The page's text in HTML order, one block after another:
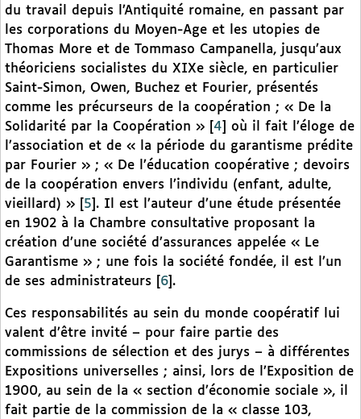
du travail depuis l’Antiquité romaine, en passant par
les corporations du Moyen-Age et les utopies de
Thomas More et de Tommaso Campanella, jusqu’aux
théoriciens socialistes du XIXe siècle, en particulier
Saint-Simon, Owen, Buchez et Fourier, présentés
comme les précurseurs de la coopération ; « De la
Solidarité par la Coopération »
4
où il fait l’éloge de
l’association et de « la période du garantisme prédite
par Fourier » ; « De l’éducation coopérative ; devoirs
de la coopération envers l’individu (enfant, adulte,
vieillard) »
5 . Il est l’auteur d’une étude présentée
en 1902 à la Chambre consultative proposant la
création d’une société d’assurances appelée « Le
Garantisme » ; une fois la société fondée, il est l’un
de ses administrateurs
6 .
Ces responsabilités au sein du monde coopératif lui
valent d’être invité – pour faire partie des
commissions de sélection et des jurys – à différentes
Expositions universelles ; ainsi, lors de l’Exposition de
1900, au sein de la « section d’économie sociale », il
fait partie de la commission de la « classe 103,